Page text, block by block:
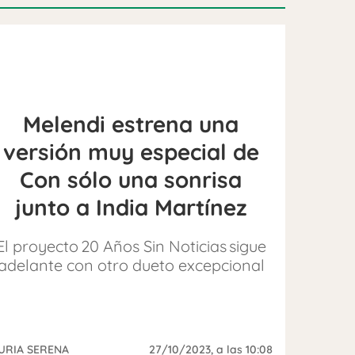
Melendi estrena una
versión muy especial de
Con sólo una sonrisa
junto a India Martínez
proyecto 20 Años Sin Noticias sigue
con otro dueto excepcional
SERENA 27/10/2023, a las 10:08